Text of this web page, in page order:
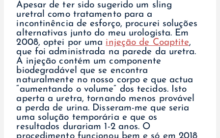
Apesar de ter sido sugerido um sling
uretral como tratamento para a
incontinência de esforço, procurei soluções
alternativas junto do meu urologista. Em
2008, optei por uma injeção de Coaptite,
que foi administrada na parede da uretra.
A injeção contém um componente
biodegradável que se encontra
naturalmente no nosso corpo e que actua
“aumentando o volume” dos tecidos. Isto
aperta a uretra, tornando menos provável
a perda de urina. Disseram-me que seria
uma solução temporária e que os
resultados durariam 1-2 anos. O